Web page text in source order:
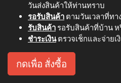
วันส่งสินค้าให้ท่านทราบ
รอรับสินค้า ตามวันเวลาที่ท
รับสินค้า รอรับสินค้าที่บ้าน
ชำระเงินตรวจเช็กและจ่ายเ
กดเพื่อ สั่งซื้อ